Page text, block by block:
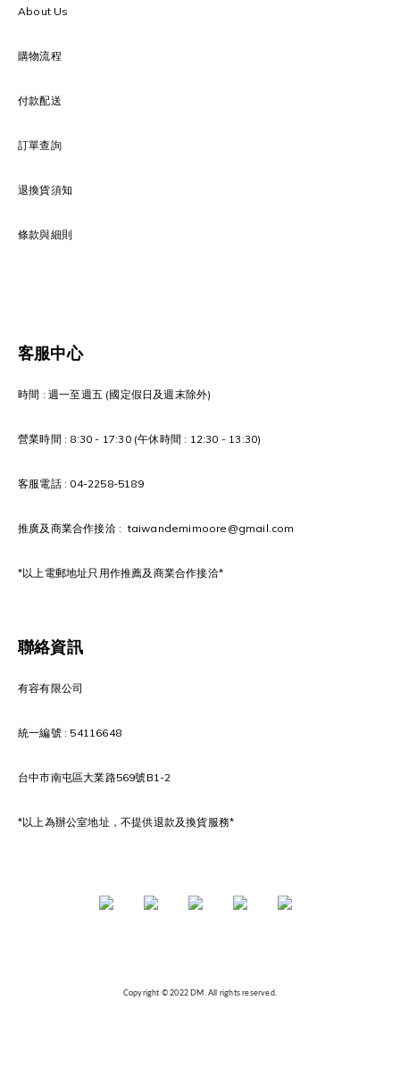
About Us
購物流程
付款配送
訂單查詢
退換貨須知
條款與細則
客服中心
時間 : 週一至週五 (國定假日及週末除外)
營業時間 : 8:30 - 17:30 (午休時間 : 12:30 - 13:30)
客服電話 : 04-2258-5189
推廣及商業合作接洽 : taiwandemimoore@gmail.com
*以上電郵地址只用作推薦及商業合作接洽*
聯絡資訊
有容有限公司
統一編號 : 54116648
台中市南屯區大業路569號B1-2
*以上為辦公室地址，不提供退款及換貨服務*
Copyright © 2022 DM. All rights reserved.